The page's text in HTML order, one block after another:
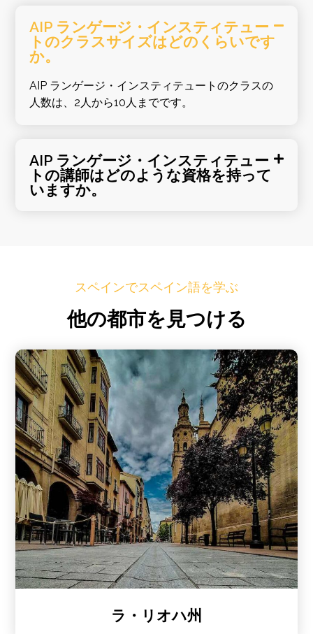
AIP ランゲージ・インスティテュー
トのクラスサイズはどのくらいです
か。
AIP ランゲージ・インスティテュートのクラスの
人数は、2人から10人までです。
AIP ランゲージ・インスティテュー
トの講師はどのような資格を持って
いますか。
スペインでスペイン語を学ぶ
他の都市を見つける
ラ・リオハ州